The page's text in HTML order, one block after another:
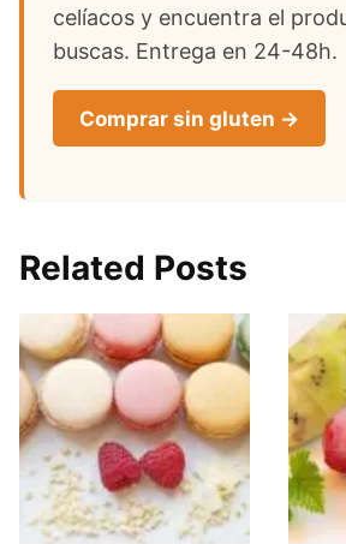
celíacos y encuentra el
buscas. Entrega en 24-48h.
Comprar sin gluten →
Related Posts